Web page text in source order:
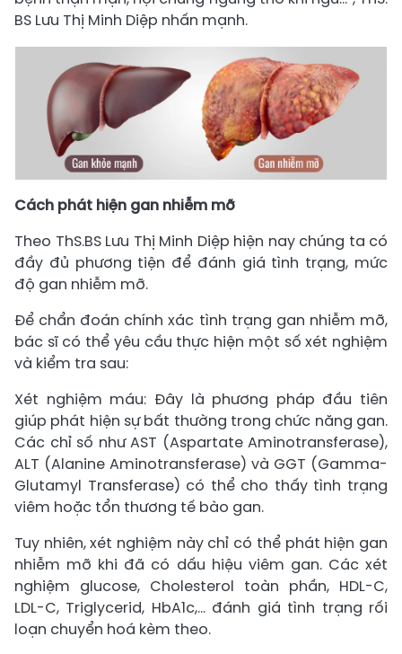
BS Lưu Thị Minh Diệp nhấn mạnh.
Cách phát hiện gan nhiễm mỡ
Theo ThS.BS Lưu Thị Minh Diệp hiện nay chúng ta có
đầy đủ phương tiện để đánh giá tình trạng, mức
độ gan nhiễm mỡ.
Để chẩn đoán chính xác tình trạng gan nhiễm mỡ,
bác sĩ có thể yêu cầu thực hiện một số xét nghiệm
và kiểm tra sau:
Xét nghiệm máu: Đây là phương pháp đầu tiên
giúp phát hiện sự bất thường trong chức năng gan.
Các chỉ số như AST (Aspartate Aminotransferase),
ALT (Alanine Aminotransferase) và GGT (Gamma-
Glutamyl Transferase) có thể cho thấy tình trạng
viêm hoặc tổn thương tế bào gan.
Tuy nhiên, xét nghiệm này chỉ có thể phát hiện gan
nhiễm mỡ khi đã có dấu hiệu viêm gan. Các xét
nghiệm glucose, Cholesterol toàn phần, HDL-C,
LDL-C, Triglycerid, HbA1c,… đánh giá tình trạng rối
loạn chuyển hoá kèm theo.